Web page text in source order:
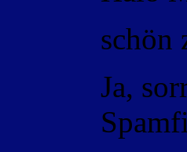
schön
Ja,